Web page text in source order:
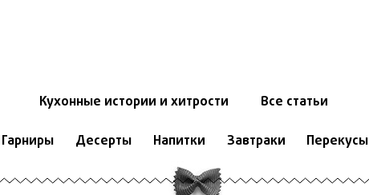
Кухонные истории и хитрости Все статьи
Гарниры Десерты Напитки Завтраки Перекусы